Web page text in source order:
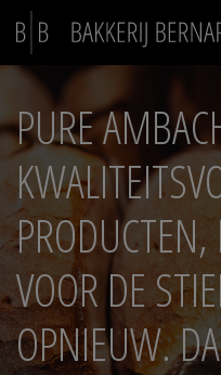
PURE
VOOR DE
OPNIEUW.